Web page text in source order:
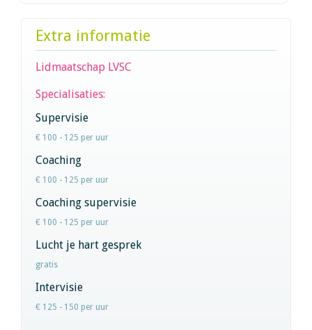
Extra informatie
Lidmaatschap LVSC
Specialisaties:
Supervisie
€ 100 - 125 per uur
Coaching
€ 100 - 125 per uur
Coaching supervisie
€ 100 - 125 per uur
Lucht je hart gesprek
gratis
Intervisie
€ 125 - 150 per uur